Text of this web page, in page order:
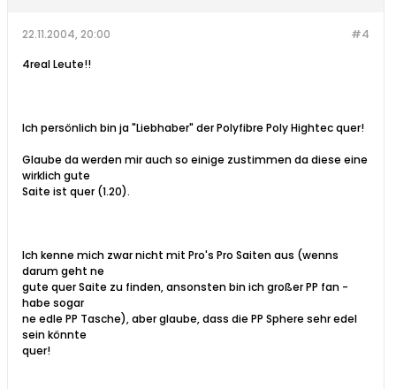
#4
22.11.2004, 20:00
4real Leute!!
Ich persönlich bin ja "Liebhaber" der Polyfibre Poly Hightec quer!
Glaube da werden mir auch so einige zustimmen da diese eine
wirklich gute
Saite ist quer (1.20).
Ich kenne mich zwar nicht mit Pro's Pro Saiten aus (wenns
darum geht ne
gute quer Saite zu finden, ansonsten bin ich großer PP fan -
habe sogar
ne edle PP Tasche), aber glaube, dass die PP Sphere sehr edel
sein könnte
quer!